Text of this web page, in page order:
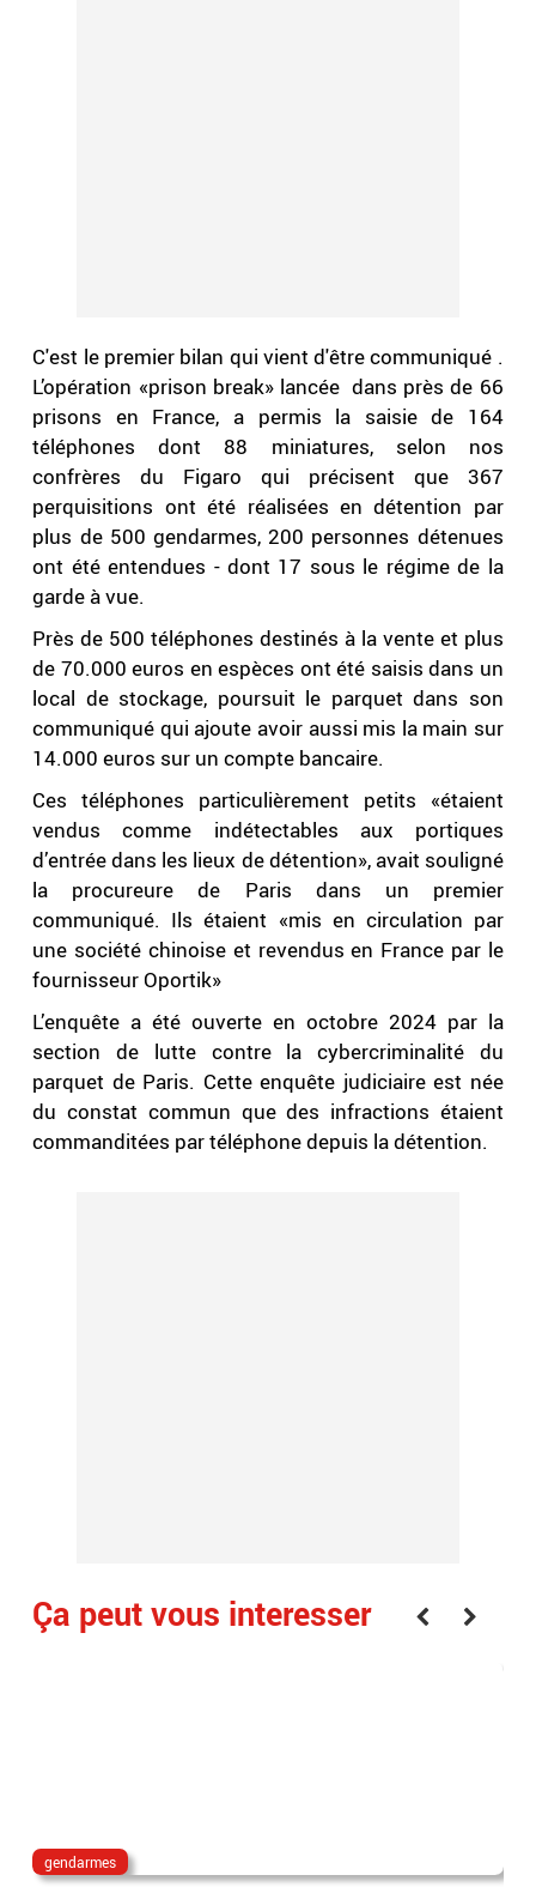
C'est le premier bilan qui vient d'être communiqué .
L’opération «prison break» lancée dans près de 66
prisons en France, a permis la saisie de 164
téléphones dont 88 miniatures, selon nos
confrères du Figaro qui précisent que 367
perquisitions ont été réalisées en détention par
plus de 500 gendarmes, 200 personnes détenues
ont été entendues - dont 17 sous le régime de la
garde à vue.
Près de 500 téléphones destinés à la vente et plus
de 70.000 euros en espèces ont été saisis dans un
local de stockage, poursuit le parquet dans son
communiqué qui ajoute avoir aussi mis la main sur
14.000 euros sur un compte bancaire.
Ces téléphones particulièrement petits «étaient
vendus comme indétectables aux portiques
d’entrée dans les lieux de détention», avait souligné
la procureure de Paris dans un premier
communiqué. Ils étaient «mis en circulation par
une société chinoise et revendus en France par le
fournisseur Oportik»
L’enquête a été ouverte en octobre 2024 par la
section de lutte contre la cybercriminalité du
parquet de Paris. Cette enquête judiciaire est née
du constat commun que des infractions étaient
commanditées par téléphone depuis la détention.
Ça peut vous interesser
gendarmes